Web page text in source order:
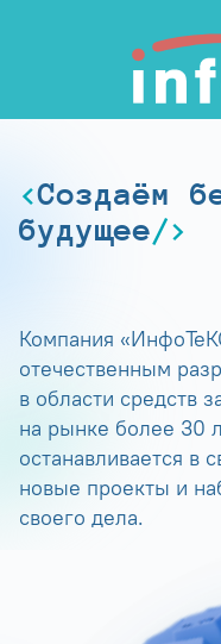
Создаём
будущее
Компания
отечественным
в области средств
на рынке более 30
останавливается в
новые проекты и
своего дела.